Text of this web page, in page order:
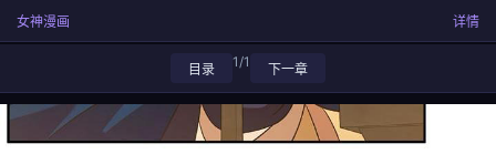
女神漫画 详情
目录 1/1 下一章